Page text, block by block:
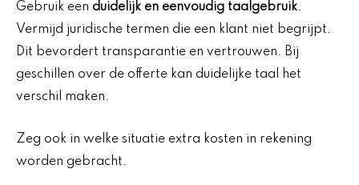
Gebruik een duidelijk en eenvoudig taalgebruik.
Vermijd juridische termen die een klant niet begrijpt.
Dit bevordert transparantie en vertrouwen. Bij
geschillen over de offerte kan duidelijke taal het
verschil maken.
Zeg ook in welke situatie extra kosten in rekening
worden gebracht.